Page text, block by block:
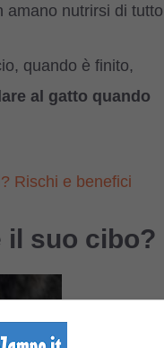
amano nutrirsi di
quando è finito,
al gatto quando
Rischi e benefici
il suo cibo?